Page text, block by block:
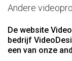
Andere
De website
bedrijf
een van onze